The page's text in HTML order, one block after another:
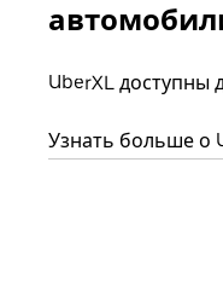
UberXL доступны
Узнать больше о